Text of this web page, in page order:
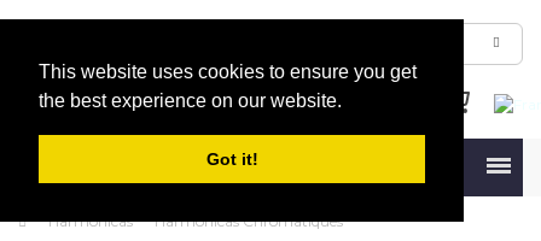
This website uses cookies to ensure you get
the best experience on our website.
Got it!
Harmonicas Harmonicas Chromatiques